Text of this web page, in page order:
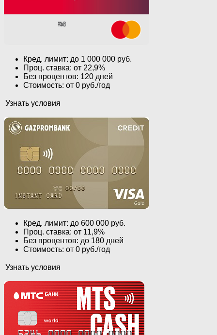
Кред. лимит: до 1 000 000 руб.
Проц. ставка: от 22,9%
Без процентов: 120 дней
Стоимость: от 0 руб./год
Узнать условия
Кред. лимит: до 600 000 руб.
Проц. ставка: от 11,9%
Без процентов: до 180 дней
Стоимость: от 0 руб./год
Узнать условия